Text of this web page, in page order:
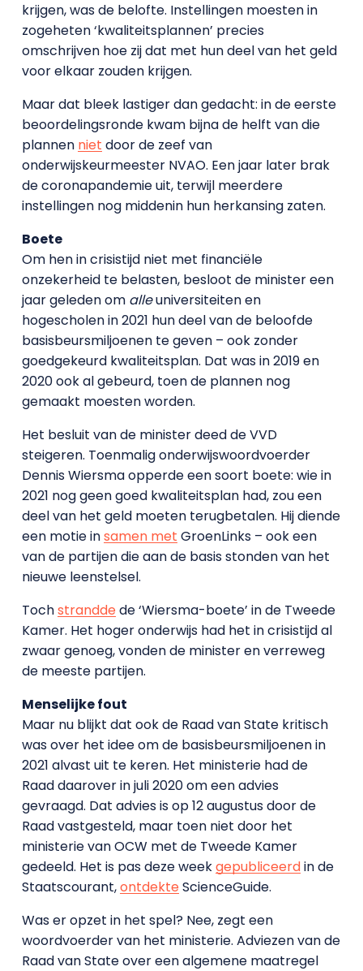
krijgen, was de belofte. Instellingen moesten in
zogeheten ‘kwaliteitsplannen’ precies
omschrijven hoe zij dat met hun deel van het geld
voor elkaar zouden krijgen.
Maar dat bleek lastiger dan gedacht: in de eerste
beoordelingsronde kwam bijna de helft van die
plannen niet door de zeef van
onderwijskeurmeester NVAO. Een jaar later brak
de coronapandemie uit, terwijl meerdere
instellingen nog middenin hun herkansing zaten.
Boete
Om hen in crisistijd niet met financiële
onzekerheid te belasten, besloot de minister een
jaar geleden om alleuniversiteiten en
hogescholen in 2021 hun deel van de beloofde
basisbeursmiljoenen te geven – ook zonder
goedgekeurd kwaliteitsplan. Dat was in 2019 en
2020 ook al gebeurd, toen de plannen nog
gemaakt moesten worden.
Het besluit van de minister deed de VVD
steigeren. Toenmalig onderwijswoordvoerder
Dennis Wiersma opperde een soort boete: wie in
2021 nog geen goed kwaliteitsplan had, zou een
deel van het geld moeten terugbetalen. Hij diende
een motie insamen met GroenLinks – ook een
van de partijen die aan de basis stonden van het
nieuwe leenstelsel.
Tochstranddede ‘Wiersma-boete’ in de Tweede
Kamer. Het hoger onderwijs had het in crisistijd al
zwaar genoeg, vonden de minister en verreweg
de meeste partijen.
Menselijke fout
Maar nu blijkt dat ook de Raad van State kritisch
was over het idee om de basisbeursmiljoenen in
2021 alvast uit te keren. Het ministerie had de
Raad daarover in juli 2020 om een advies
gevraagd. Dat advies is op 12 augustus door de
Raad vastgesteld, maar toen niet door het
ministerie van OCW met de Tweede Kamer
gedeeld. Het is pas deze weekgepubliceerdin de
Staatscourant,ontdekteScienceGuide.
Was er opzet in het spel? Nee, zegt een
woordvoerder van het ministerie. Adviezen van de
Raad van State over een algemene maatregel